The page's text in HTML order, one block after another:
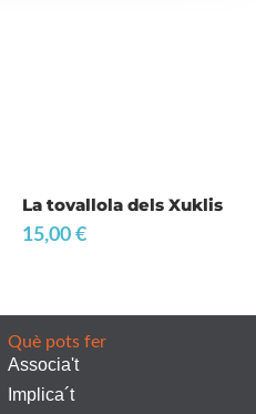
La tovallola dels Xuklis
15,00€
Què pots fer
Associa't
Implica´t